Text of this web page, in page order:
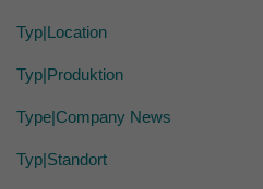
Typ|Location
Typ|Produktion
Type|Company News
Typ|Standort